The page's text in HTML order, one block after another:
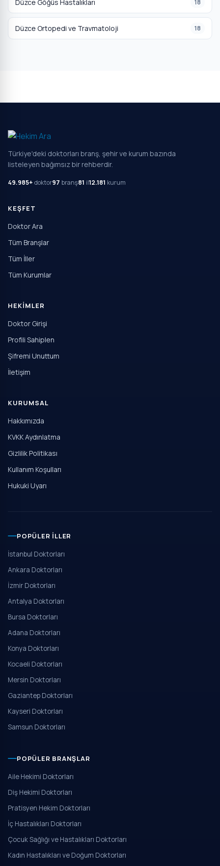
Düzce Göğüs Hastalıkları 18
Düzce Ortopedi ve Travmatoloji 18
Türkiye'deki doktorları branş, şehir ve kurum bazında
listeleyen bağımsız bir rehberdir.
49.985+ doktor97 branş81 il12.181 kurum
KEŞFET
Doktor Ara
Tüm Branşlar
Tüm İller
Tüm Kurumlar
HEKIMLER
Doktor Girişi
Profili Sahiplen
Şifremi Unuttum
İletişim
KURUMSAL
Hakkımızda
KVKK Aydınlatma
Gizlilik Politikası
Kullanım Koşulları
Hukuki Uyarı
POPÜLER İLLER
İstanbul Doktorları
Ankara Doktorları
İzmir Doktorları
Antalya Doktorları
Bursa Doktorları
Adana Doktorları
Konya Doktorları
Kocaeli Doktorları
Mersin Doktorları
Gaziantep Doktorları
Kayseri Doktorları
Samsun Doktorları
POPÜLER BRANŞLAR
Aile Hekimi Doktorları
Diş Hekimi Doktorları
Pratisyen Hekim Doktorları
İç Hastalıkları Doktorları
Çocuk Sağlığı ve Hastalıkları Doktorları
Kadın Hastalıkları ve Doğum Doktorları